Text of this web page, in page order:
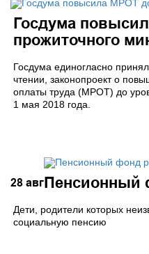
Госдума
прожиточного
Госдума единогласно
чтении, законопроект о
оплаты труда (МРОТ) до
1 мая 2018 года.
28 авгПенсионный
Дети, родители которых
социальную пенсию